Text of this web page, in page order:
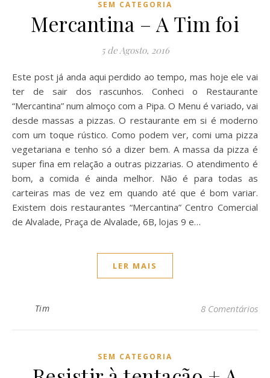
SEM CATEGORIA
Mercantina – A Tim foi
5 de Agosto, 2016
Este post já anda aqui perdido ao tempo, mas hoje ele vai
ter de sair dos rascunhos. Conheci o Restaurante
“Mercantina” num almoço com a Pipa. O Menu é variado, vai
desde massas a pizzas. O restaurante em si é moderno
com um toque rústico. Como podem ver, comi uma pizza
vegetariana e tenho só a dizer bem. A massa da pizza é
super fina em relação a outras pizzarias. O atendimento é
bom, a comida é ainda melhor. Não é para todas as
carteiras mas de vez em quando até que é bom variar.
Existem dois restaurantes “Mercantina” Centro Comercial
de Alvalade, Praça de Alvalade, 6B, lojas 9 e…
LER MAIS
Tim 8 Comentários
SEM CATEGORIA